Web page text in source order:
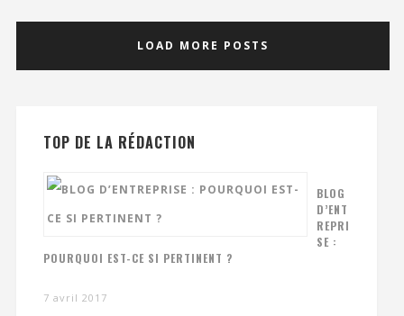
LOAD MORE POSTS
TOP DE LA RÉDACTION
BLOG
D’ENT
REPRI
SE :
POURQUOI EST-CE SI PERTINENT ?
7 avril 2017